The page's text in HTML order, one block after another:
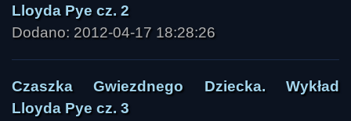
Lloyda Pye cz. 2
Dodano: 2012-04-17 18:28:26
Czaszka Gwiezdnego Dziecka. Wykład
Lloyda Pye cz. 3